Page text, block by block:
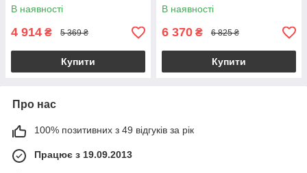
В наявності
4 914 ₴ 5 369 ₴
Купити
В наявності
6 370 ₴ 6 825 ₴
Купити
Про нас
100% позитивних з 49 відгуків за рік
Працює з 19.09.2013